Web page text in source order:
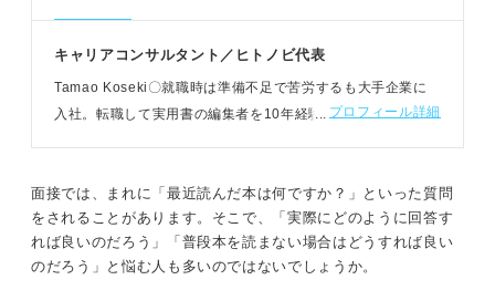
魅力を的確に伝えるおすすめの回答構成
最初に本のタイトルと著者を明確に伝えることが基
何を読んだかだけでなく「なぜ読んだか」の経緯を
重視する。
本から得た学びと、それを入社後にどう活かすかま
例：ビジネス書から話す際にゴールを明確にする重
要性を学んだ。
キャリアコンサルタント／ヒトノビ代表
Tamao Koseki〇就職時は準備不足で苦労するも大手企業に
入社。転職して実用書の編集者を10年経験し、独立。キャリ
プロフィール詳細
面接では、まれに「最近読んだ本は何ですか？」といった質問
をされることがあります。そこで、「実際にどのように回答す
れば良いのだろう」「普段本を読まない場合はどうすれば良い
のだろう」と悩む人も多いのではないでしょうか。